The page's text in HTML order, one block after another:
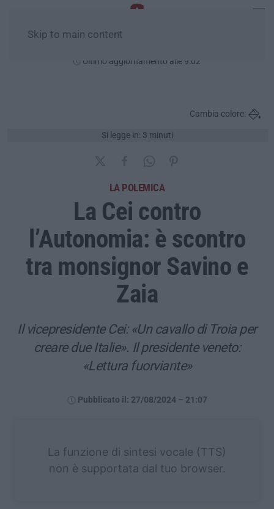
Skip to main content
Ultimo aggiornamento alle 9:02
Si legge in: 3 minuti
Cambia colore:
LA POLEMICA
La Cei contro
l’Autonomia: è scontro
tra monsignor Savino e
Zaia
Il vicepresidente Cei: «Un cavallo di Troia per
creare due Italie». Il presidente veneto:
«Lettura fuorviante»
Pubblicato il: 27/08/2024 – 21:07
La funzione di sintesi vocale (TTS)
non è supportata dal tuo browser.